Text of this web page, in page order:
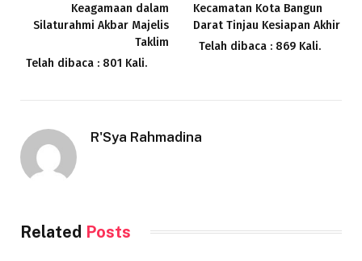
Keagamaan dalam
Silaturahmi Akbar Majelis
Taklim
Telah dibaca : 801 Kali.
Kecamatan Kota Bangun
Darat Tinjau Kesiapan Akhir
Telah dibaca : 869 Kali.
R'Sya Rahmadina
Related Posts